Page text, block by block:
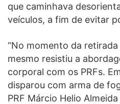
que caminhava
veículos, a fim de evitar
“No momento da
mesmo resistiu a
corporal com os PRFs.
disparou com arma de
PRF Márcio Helio